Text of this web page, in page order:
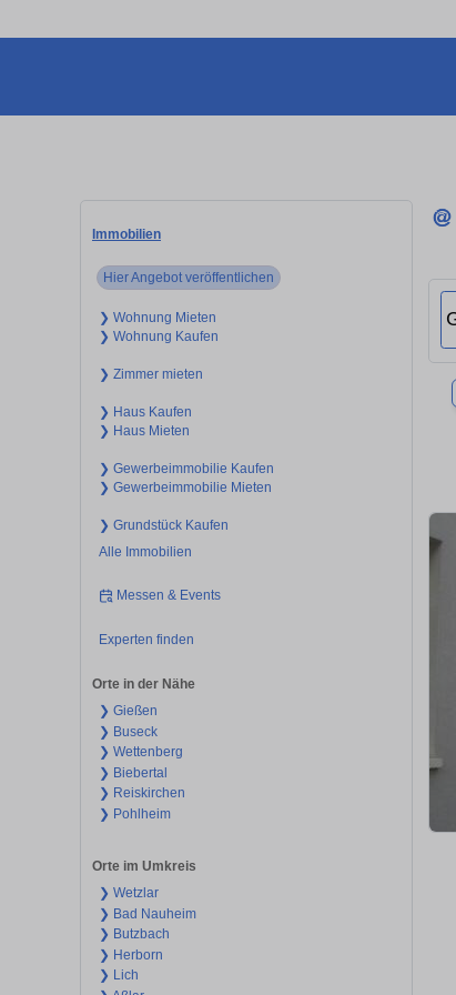
Immobilien
Hier Angebot veröffentlichen
❯ Wohnung Mieten
❯ Wohnung Kaufen
❯ Zimmer mieten
❯ Haus Kaufen
❯ Haus Mieten
❯ Gewerbeimmobilie Kaufen
❯ Gewerbeimmobilie Mieten
❯ Grundstück Kaufen
Alle Immobilien
Messen & Events
Experten finden
Orte in der Nähe
❯ Gießen
❯ Buseck
❯ Wettenberg
❯ Biebertal
❯ Reiskirchen
❯ Pohlheim
Orte im Umkreis
❯ Wetzlar
❯ Bad Nauheim
❯ Butzbach
❯ Herborn
❯ Lich